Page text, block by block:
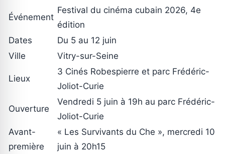
Événement
Festival du cinéma cubain 2026, 4e
édition
Dates
Du 5 au 12 juin
Ville
Vitry-sur-Seine
Lieux
3 Cinés Robespierre et parc Frédéric-
Joliot-Curie
Ouverture
Vendredi 5 juin à 19h au parc Frédéric-
Joliot-Curie
Avant-
première
« Les Survivants du Che », mercredi 10
juin à 20h15